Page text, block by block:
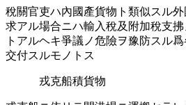
稅關官吏ハ內國產貨物ト類似スル
求アル場合ニハ輸入稅及附加稅支
トアルヘキ爭議ノ危險ヲ豫防スル
交付スルモノトス
戎克船積貨物